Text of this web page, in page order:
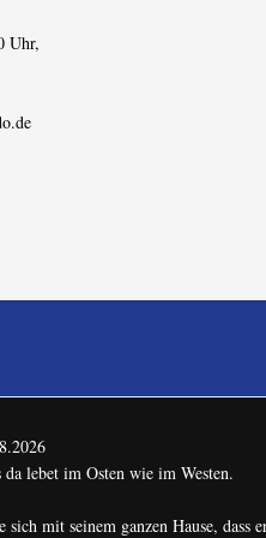
Uhr,
lebet im Osten wie im Westen.
mit seinem ganzen Hause, dass